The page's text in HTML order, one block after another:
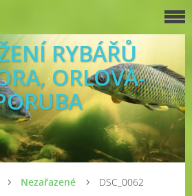
RYBÁŘŮ
ORLOVÁ-
Nezařazené DSC_0062